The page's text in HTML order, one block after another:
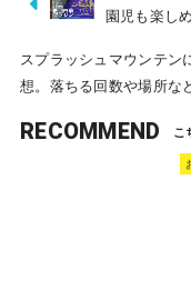
園児も楽し
スプラッシュマウンテン
想。落ちる回数や場所な
RECOMMEND